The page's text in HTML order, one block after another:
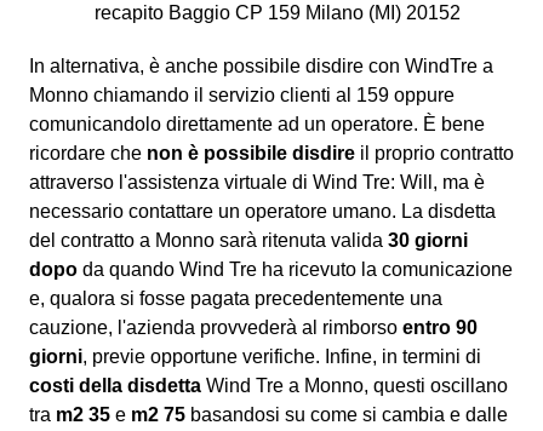
recapito Baggio CP 159 Milano (MI) 20152
In alternativa, è anche possibile disdire con WindTre a
Monno chiamando il servizio clienti al 159 oppure
comunicandolo direttamente ad un operatore. È bene
ricordare che non è possibile disdire il proprio contratto
attraverso l'assistenza virtuale di Wind Tre: Will, ma è
necessario contattare un operatore umano. La disdetta
del contratto a Monno sarà ritenuta valida 30 giorni
dopo da quando Wind Tre ha ricevuto la comunicazione
e, qualora si fosse pagata precedentemente una
cauzione, l'azienda provvederà al rimborso entro 90
giorni, previe opportune verifiche. Infine, in termini di
costi della disdetta Wind Tre a Monno, questi oscillano
tra m2 35 e m2 75 basandosi su come si cambia e dalle